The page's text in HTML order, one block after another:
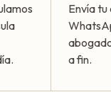
Envía
a fin.